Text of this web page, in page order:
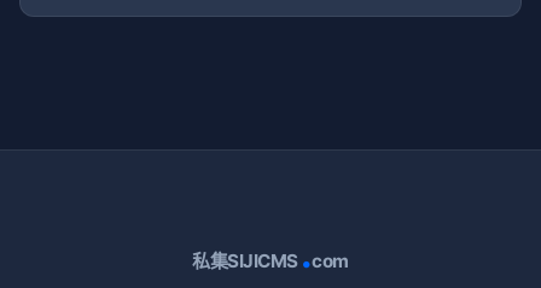
私集SIJICMS .com